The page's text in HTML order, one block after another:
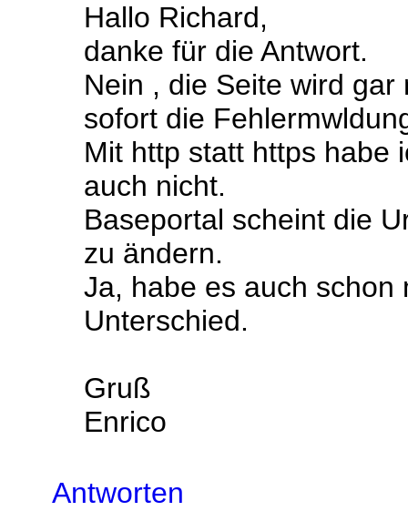
Hallo Richard,
danke für die Antwort.
Nein , die Seite wird
sofort die
Mit http statt https habe
auch nicht.
Baseportal scheint die
zu ändern.
Ja, habe es auch schon
Unterschied.
Gruß
Enrico
Antworten